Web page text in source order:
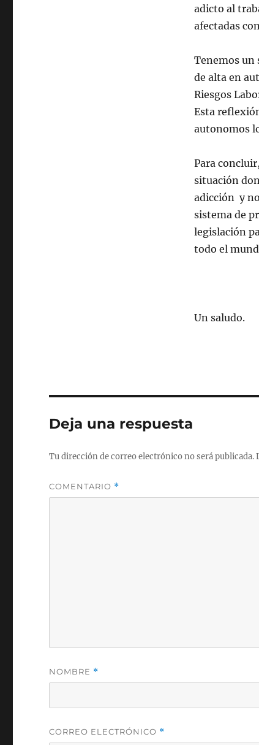
adicto al
afectadas
Tenemos un
de alta en
Riesgos
Esta
autonomos
Para
situación
adicción y
sistema de
legislación
todo el
Un saludo.
Deja una respuesta
Tu dirección de correo electrónico no será publicada.
COMENTARIO *
NOMBRE *
CORREO ELECTRÓNICO *